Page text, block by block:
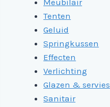
Meubilair
Tenten
Geluid
Springkussen
Effecten
Verlichting
Glazen & servies
Sanitair